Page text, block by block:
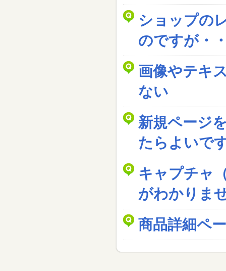
ショップの
のですが・
画像やテキ
ない
新規ページ
たらよいで
キャプチャ
がわかりま
商品詳細ペ